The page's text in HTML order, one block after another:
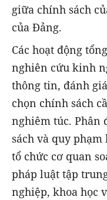
giữa chính sách
của Đảng.
Các hoạt động
nghiên cứu kinh
thông tin, đánh
chọn chính sách
nghiêm túc. Phân
sách và quy
tổ chức cơ quan
pháp luật tập
nghiệp, khoa học